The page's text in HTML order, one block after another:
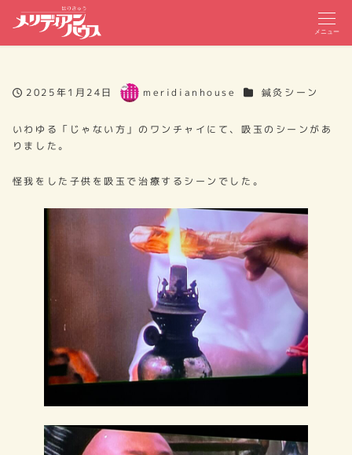
メニュー
投稿日
2025年1月24日
著
meridianhouse カテゴリー
鍼灸シーン
いわゆる「じゃない方」のワンチャイにて、吸玉のシーンがあ
りました。
怪我をした子供を吸玉で治療するシーンでした。